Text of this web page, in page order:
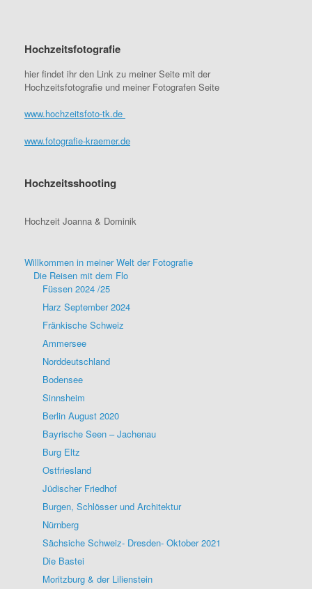
Hochzeitsfotografie
hier findet ihr den Link zu meiner Seite mit der
Hochzeitsfotografie und meiner Fotografen Seite
www.hochzeitsfoto-tk.de
www.fotografie-kraemer.de
Hochzeitsshooting
Hochzeit Joanna & Dominik
Willkommen in meiner Welt der Fotografie
Die Reisen mit dem Flo
Füssen 2024 /25
Harz September 2024
Fränkische Schweiz
Ammersee
Norddeutschland
Bodensee
Sinnsheim
Berlin August 2020
Bayrische Seen – Jachenau
Burg Eltz
Ostfriesland
Jüdischer Friedhof
Burgen, Schlösser und Architektur
Nürnberg
Sächsiche Schweiz- Dresden- Oktober 2021
Die Bastei
Moritzburg & der Lilienstein